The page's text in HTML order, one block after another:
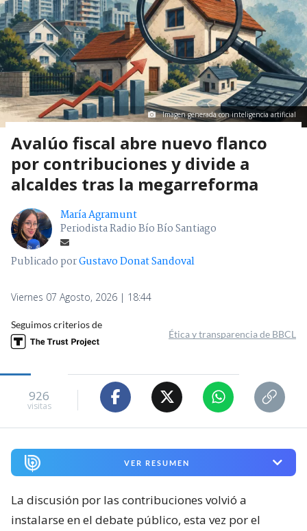
Imagen generada con inteligencia artificial
Avalúo fiscal abre nuevo flanco
por contribuciones y divide a
alcaldes tras la megarreforma
María Agramunt
Periodista Radio Bío Bío Santiago
Publicado porGustavo Donat Sandoval
Viernes 07 Agosto, 2026 | 18:44
Seguimos criterios de
Ética y transparencia de BBCL
926
visitas
VER RESUMEN
La discusión por las contribuciones volvió a
instalarse en el debate público, esta vez por el